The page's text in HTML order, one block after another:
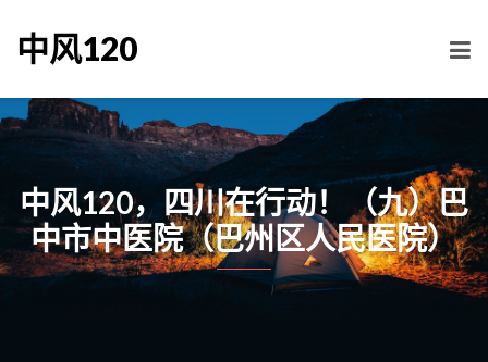
中风120
中风120，四川在行动！（九）巴
中市中医院（巴州区人民医院）